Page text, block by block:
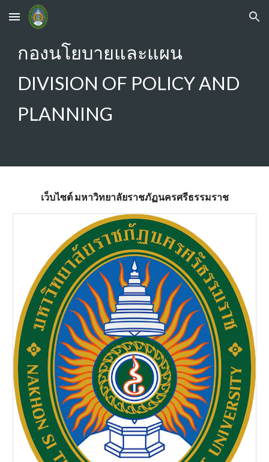
Skip to main content Skip to navigation
กองนโยบายและแผน
DIVISION OF POLICY AND
PLANNING
เว็บไซต์ มหาวิทยาลัยราชภัฏนครศรีธรรมราช